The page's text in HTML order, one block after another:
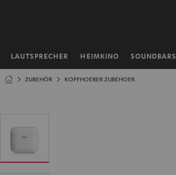
LAUTSPRECHER HEIMKINO SOUNDBARS
Startseite
ZUBEHÖR KOPFHOERER ZUBEHOER